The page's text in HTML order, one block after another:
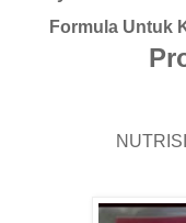
Formula Untuk